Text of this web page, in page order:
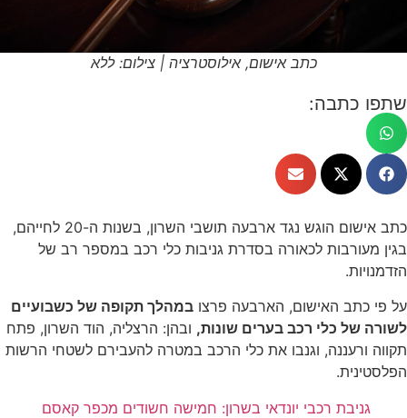
כתב אישום, אילוסטרציה | צילום: ללא
שתפו כתבה:
כתב אישום הוגש נגד ארבעה תושבי השרון, בשנות ה-20 לחייהם,
בגין מעורבות לכאורה בסדרת גניבות כלי רכב במספר רב של
הזדמנויות.
על פי כתב האישום, הארבעה פרצו במהלך תקופה של כשבועיים
לשורה של כלי רכב בערים שונות, ובהן: הרצליה, הוד השרון, פתח
תקווה ורעננה, וגנבו את כלי הרכב במטרה להעבירם לשטחי הרשות
הפלסטינית.
גניבת רכבי יונדאי בשרון: חמישה חשודים מכפר קאסם